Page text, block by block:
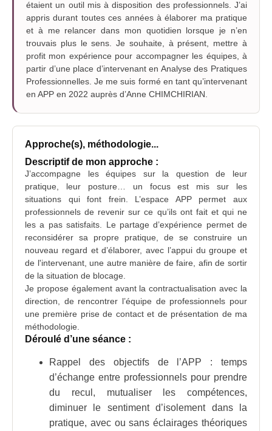
étaient un outil mis à disposition des professionnels. J’ai
appris durant toutes ces années à élaborer ma pratique
et à me relancer dans mon quotidien lorsque je n’en
trouvais plus le sens. Je souhaite, à présent, mettre à
profit mon expérience pour accompagner les équipes, à
partir d’une place d’intervenant en Analyse des Pratiques
Professionnelles. Je me suis formé en tant qu’intervenant
en APP en 2022 auprès d’Anne CHIMCHIRIAN.
Approche(s), méthodologie...
Descriptif de mon approche :
J’accompagne les équipes sur la question de leur
pratique, leur posture… un focus est mis sur les
situations qui font frein. L’espace APP permet aux
professionnels de revenir sur ce qu’ils ont fait et qui ne
les a pas satisfaits. Le partage d’expérience permet de
reconsidérer sa propre pratique, de se construire un
nouveau regard et d’élaborer, avec l’appui du groupe et
de l'intervenant, une autre manière de faire, afin de sortir
de la situation de blocage.
Je propose également avant la contractualisation avec la
direction, de rencontrer l’équipe de professionnels pour
une première prise de contact et de présentation de ma
méthodologie.
Déroulé d’une séance :
Rappel des objectifs de l’APP : temps
d’échange entre professionnels pour prendre
du recul, mutualiser les compétences,
diminuer le sentiment d’isolement dans la
pratique, avec ou sans éclairages théoriques